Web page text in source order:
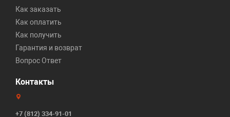
Как заказать
Как оплатить
Как получить
Гарантия и возврат
Вопрос Ответ
Контакты
+7 (812) 334-91-01